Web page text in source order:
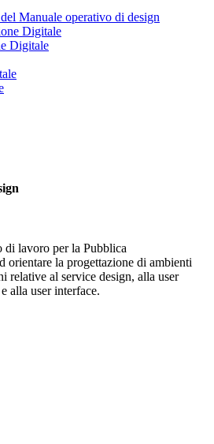
Manuale operativo di design
Digitale
di lavoro per la Pubblica
orientare la progettazione di ambienti
relative al service design, alla user
alla user interface.